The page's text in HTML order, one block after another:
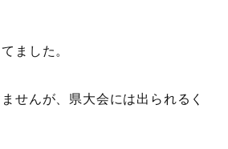
ました。
せんが、県大会には出られるく